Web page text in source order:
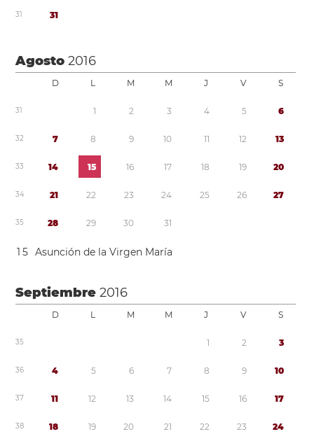
31 31
Agosto2016
D L M M J V S
31 1 2 3 4 5 6
32 7 8 9 10 11 12 13
33 14 15 16 17 18 19 20
34 21 22 23 24 25 26 27
35 28 29 30 31
1 5 Asunción de la Virgen María
Septiembre2016
D L M M J V S
35 1 2 3
36 4 5 6 7 8 9 10
37 11 12 13 14 15 16 17
38 18 19 20 21 22 23 24